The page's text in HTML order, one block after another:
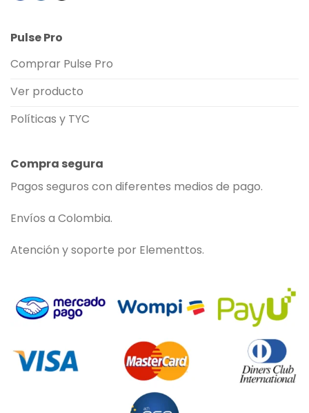
Pulse Pro
Comprar Pulse Pro
Ver producto
Políticas y TYC
Compra segura
Pagos seguros con diferentes medios de pago.
Envíos a Colombia.
Atención y soporte por Elementtos.